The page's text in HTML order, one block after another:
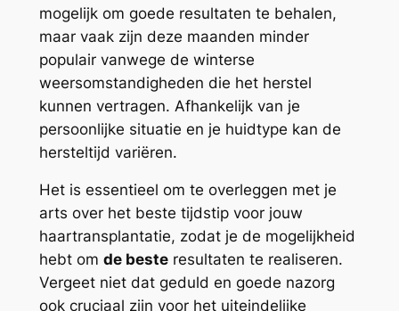
mogelijk om goede resultaten te behalen,
maar vaak zijn deze maanden minder
populair vanwege de winterse
weersomstandigheden die het herstel
kunnen vertragen. Afhankelijk van je
persoonlijke situatie en je huidtype kan de
hersteltijd variëren.
Het is essentieel om te overleggen met je
arts over het beste tijdstip voor jouw
haartransplantatie, zodat je de mogelijkheid
hebt om de besteresultaten te realiseren.
Vergeet niet dat geduld en goede nazorg
ook cruciaal zijn voor het uiteindelijke